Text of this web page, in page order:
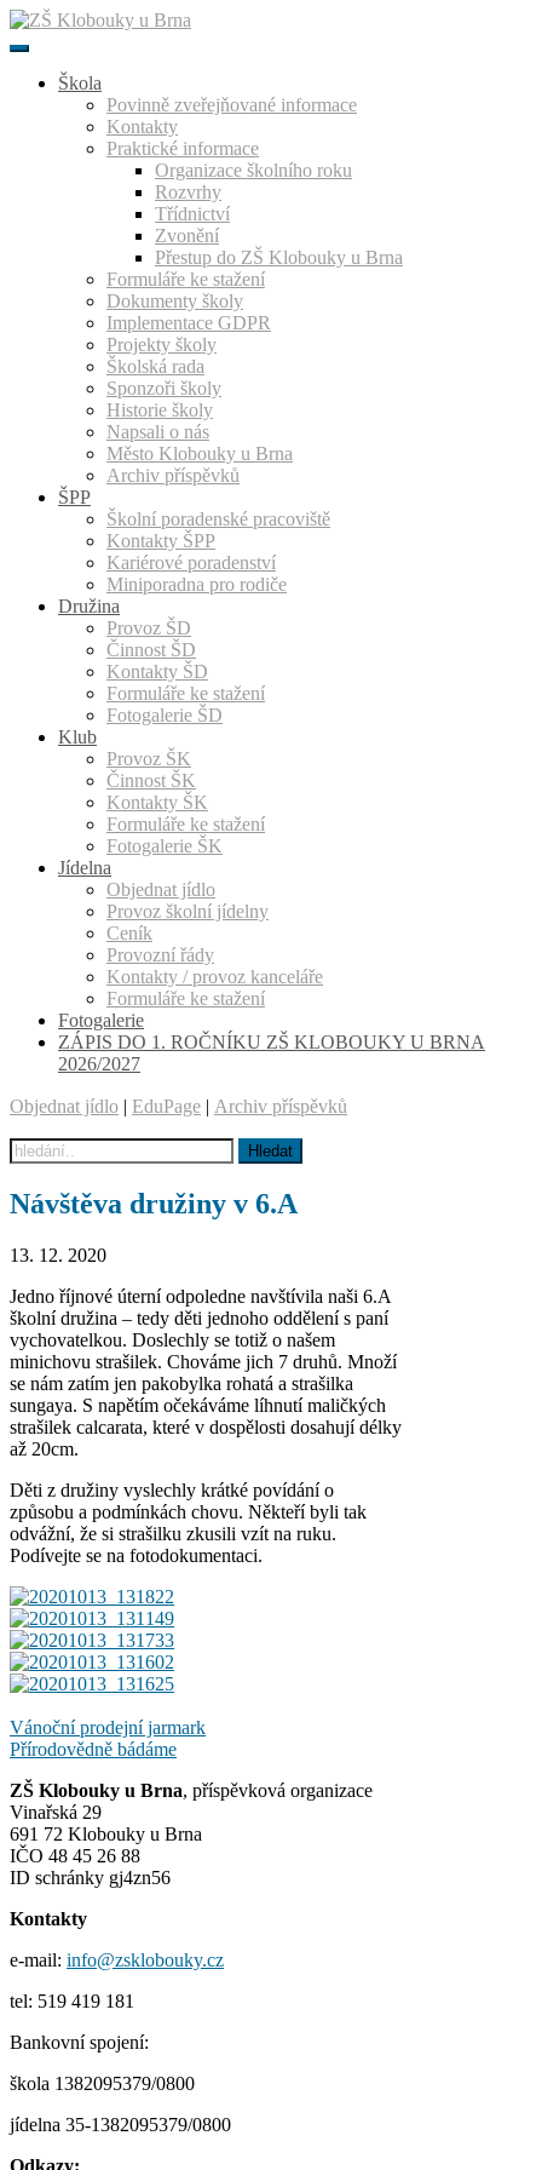
Přeskočit
k
Škola
Povinně zveřejňované informace
Kontakty
Praktické informace
Organizace školního roku
Rozvrhy
Třídnictví
Zvonění
Přestup do ZŠ Klobouky u Brna
Formuláře ke stažení
Dokumenty školy
Implementace GDPR
Projekty školy
Školská rada
Sponzoři školy
Historie školy
Napsali o nás
Město Klobouky u Brna
Archiv příspěvků
ŠPP
Školní poradenské pracoviště
Kontakty ŠPP
Kariérové poradenství
Miniporadna pro rodiče
Družina
Provoz ŠD
Činnost ŠD
Kontakty ŠD
Formuláře ke stažení
Fotogalerie ŠD
Klub
Provoz ŠK
Činnost ŠK
Kontakty ŠK
Formuláře ke stažení
Fotogalerie ŠK
Jídelna
Objednat jídlo
Provoz školní jídelny
Ceník
Provozní řády
Kontakty / provoz kanceláře
Formuláře ke stažení
Fotogalerie
ZÁPIS DO 1. ROČNÍKU ZŠ KLOBOUKY U BRNA
2026/2027
Objednat jídlo | EduPage | Archiv příspěvků
Návštěva družiny v 6.A
13. 12. 2020
Jedno říjnové úterní odpoledne navštívila naši 6.A
školní družina – tedy děti jednoho oddělení s paní
vychovatelkou. Doslechly se totiž o našem
minichovu strašilek. Chováme jich 7 druhů. Množí
se nám zatím jen pakobylka rohatá a strašilka
sungaya. S napětím očekáváme líhnutí maličkých
strašilek calcarata, které v dospělosti dosahují délky
až 20cm.
Děti z družiny vyslechly krátké povídání o
způsobu a podmínkách chovu. Někteří byli tak
odvážní, že si strašilku zkusili vzít na ruku.
Podívejte se na fotodokumentaci.
Navigace
pro
příspěvek
Vánoční prodejní jarmark
Přírodovědně bádáme
ZŠ Klobouky u Brna, příspěvková organizace
Vinařská 29
691 72 Klobouky u Brna
IČO 48 45 26 88
ID schránky gj4zn56
Kontakty
e-mail: info@zsklobouky.cz
tel: 519 419 181
Bankovní spojení:
škola 1382095379/0800
jídelna 35-1382095379/0800
Odkazy: